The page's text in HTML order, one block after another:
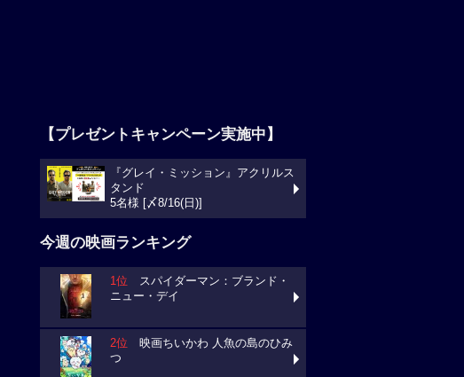
【プレゼントキャンペーン実施中】
『グレイ・ミッション』アクリルス
タンド
5名様 [〆8/16(日)]
今週の映画ランキング
1位 スパイダーマン：ブランド・
ニュー・デイ
2位 映画ちいかわ 人魚の島のひみ
つ